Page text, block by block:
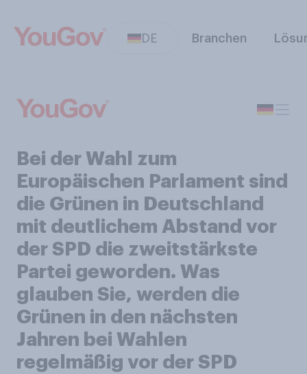
DE Branchen
Bei der Wahl zum
Europäischen Parlament sind
die Grünen in Deutschland
mit deutlichem Abstand vor
der SPD die zweitstärkste
Partei geworden. Was
glauben Sie, werden die
Grünen in den nächsten
Jahren bei Wahlen
regelmäßig vor der SPD